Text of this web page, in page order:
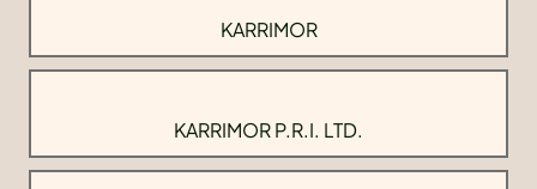
KARRIMOR
KARRIMOR P.R.I. LTD.